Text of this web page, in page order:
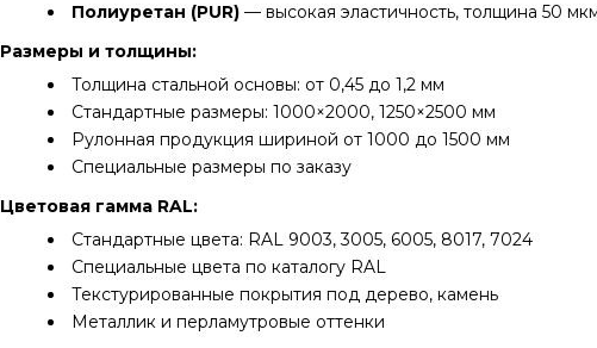
Полиуретан (PUR)— высокая эластичность, толщина 50
Размеры и толщины:
Толщина стальной основы: от 0,45 до 1,2 мм
Стандартные размеры: 1000×2000, 1250×2500 мм
Рулонная продукция шириной от 1000 до 1500 мм
Специальные размеры по заказу
Цветовая гамма RAL:
Стандартные цвета: RAL 9003, 3005, 6005, 8017, 7024
Специальные цвета по каталогу RAL
Текстурированные покрытия под дерево, камень
Металлик и перламутровые оттенки